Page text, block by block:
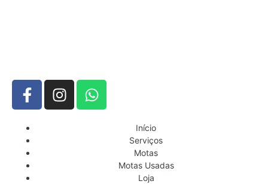
Início
Serviços
Motas
Motas Usadas
Loja